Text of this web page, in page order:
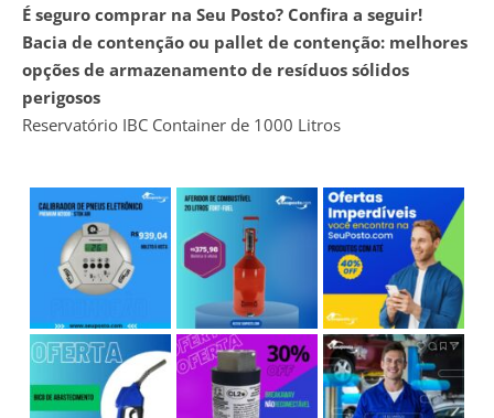
É seguro comprar na Seu Posto? Confira a seguir!
Bacia de contenção ou pallet de contenção: melhores
opções de armazenamento de resíduos sólidos
perigosos
Reservatório IBC Container de 1000 Litros